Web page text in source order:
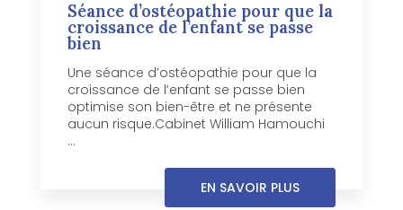
Séance d’ostéopathie pour que la
croissance de l’enfant se passe
bien
Une séance d’ostéopathie pour que la
croissance de l’enfant se passe bien
optimise son bien-être et ne présente
aucun risque.Cabinet William Hamouchi
...
EN SAVOIR PLUS